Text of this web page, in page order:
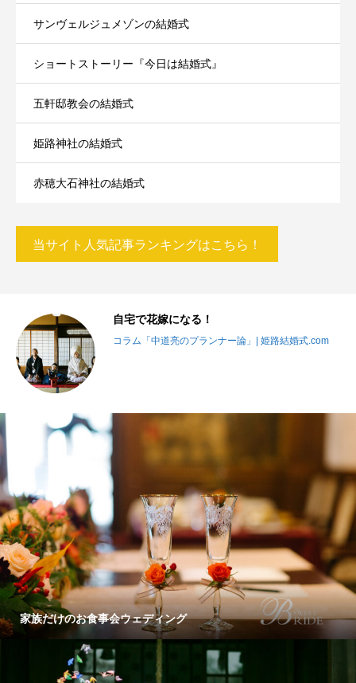
サンヴェルジュメゾンの結婚式
ショートストーリー『今日は結婚式』
五軒邸教会の結婚式
姫路神社の結婚式
赤穂大石神社の結婚式
当サイト人気記事ランキングはこちら！
自宅で花嫁になる！
コラム「中道亮のプランナー論」| 姫路結婚式.com
家族だけのお食事会ウェディング